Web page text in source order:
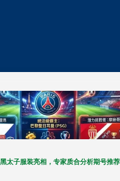
太子服装亮相，专家质合分析期号推荐